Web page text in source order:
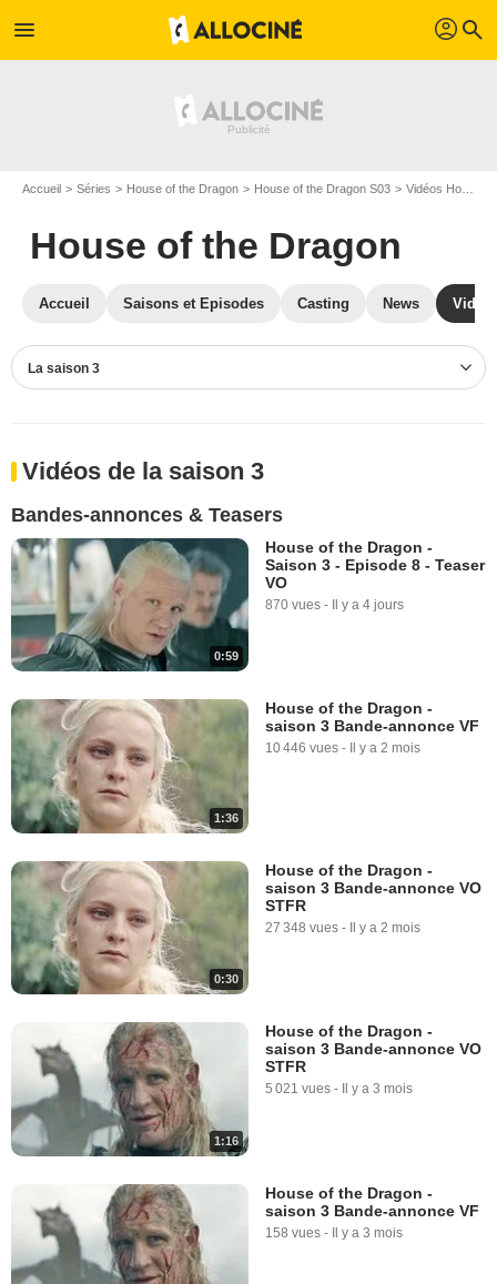
menu profil search
Accueil Séries House of the Dragon House of the Dragon S03 Vidéos House of the Dragon
House of the Dragon
Accueil Saisons et Episodes Casting News
La saison 3
Vidéos de la saison 3
Bandes-annonces & Teasers
0:59
House of the Dragon -
Saison 3 - Episode 8 - Teaser
VO
870 vues - Il y a 4 jours
1:36
House of the Dragon -
saison 3 Bande-annonce VF
10 446 vues - Il y a 2 mois
0:30
House of the Dragon -
saison 3 Bande-annonce VO
STFR
27 348 vues - Il y a 2 mois
1:16
House of the Dragon -
saison 3 Bande-annonce VO
STFR
5 021 vues - Il y a 3 mois
House of the Dragon -
saison 3 Bande-annonce VF
158 vues - Il y a 3 mois